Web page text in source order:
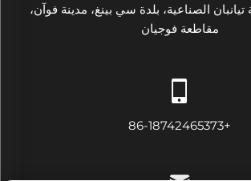
تيانبان الصناعية، بلدة سي بينغ، مدينة فوآن،
مقاطعة فوجيان
+86-18742465373